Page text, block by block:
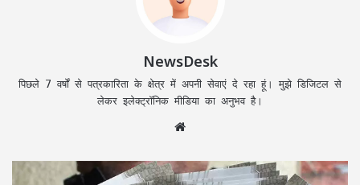
NewsDesk
पिछले 7 वर्षों से पत्रकारिता के क्षेत्र में अपनी सेवाएं दे रहा हूं। मुझे डिजिटल से
लेकर इलेक्ट्रॉनिक मीडिया का अनुभव है।